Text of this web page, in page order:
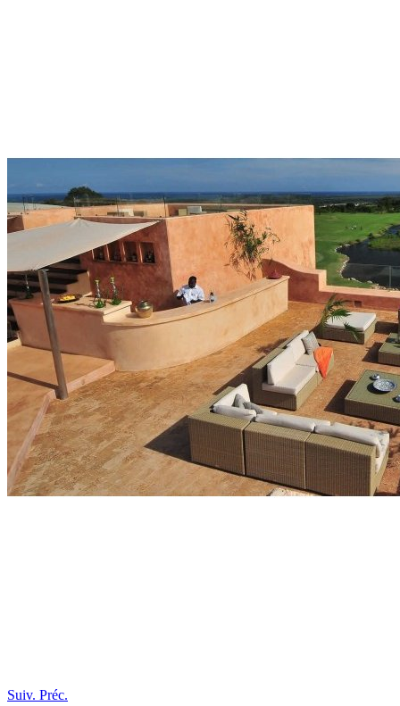
Suiv. Préc.